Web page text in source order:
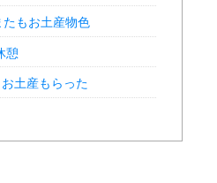
もお土産物色
憩
土産もらった